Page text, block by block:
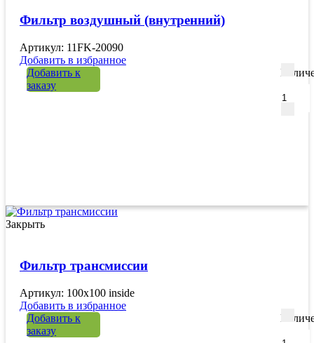
Фильтр воздушный (внутренний)
Артикул: 11FK-20090
Добавить в избранное
Добавить к
заказу
Закрыть
Фильтр трансмиссии
Артикул: 100х100 inside
Добавить в избранное
Добавить к
заказу